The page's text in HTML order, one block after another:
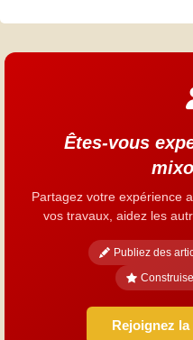
Êtes-vous
Partagez votre expérience
vos travaux, aidez les
Publiez des
Rejoignez